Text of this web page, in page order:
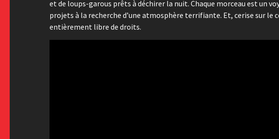
et de loups-garous prêts à déchirer la nuit. Chaque morceau est un
projets à la recherche d’une atmosphère terrifiante. Et, cerise sur le
entièrement libre de droits.